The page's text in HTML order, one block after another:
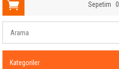
Sepetim 0
Kategoriler